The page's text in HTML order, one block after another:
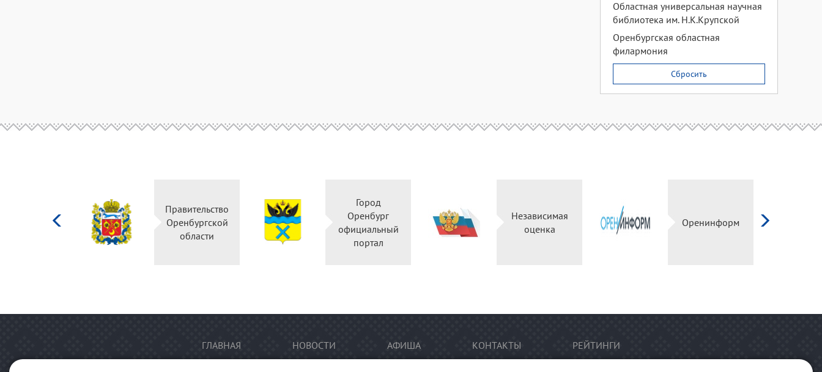
Областная универсальная научная
библиотека им. Н.К.Крупской
Оренбургская областная
филармония
Сбросить
Правительство
Оренбургской
области
Город
Оренбург
официальный
портал
Независимая
оценка
Оренинформ
ГЛАВНАЯ НОВОСТИ АФИША КОНТАКТЫ РЕЙТИНГИ